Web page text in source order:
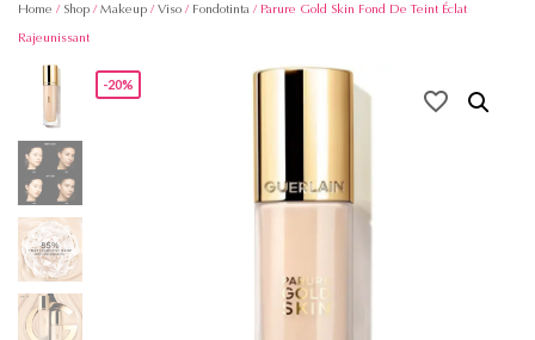
Home / Shop / Makeup / Viso / Fondotinta / Parure Gold Skin Fond De Teint Éclat
Rajeunissant
-20%